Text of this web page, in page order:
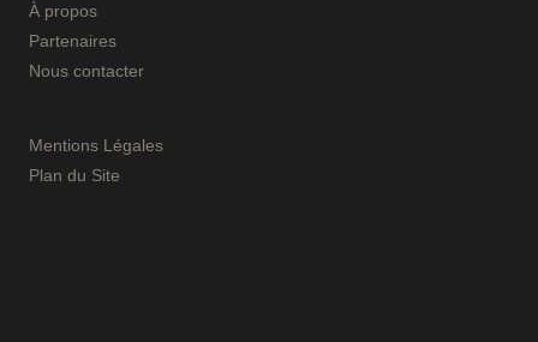
À propos
Partenaires
Nous contacter
Mentions Légales
Plan du Site